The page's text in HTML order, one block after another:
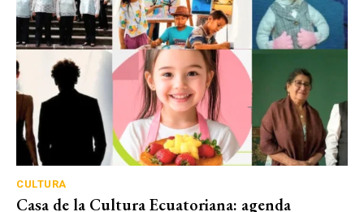
CULTURA
Casa de la Cultura Ecuatoriana: agenda